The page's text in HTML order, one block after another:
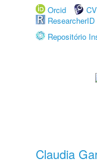
Orcid
ResearcherID
Repositório
Claudia